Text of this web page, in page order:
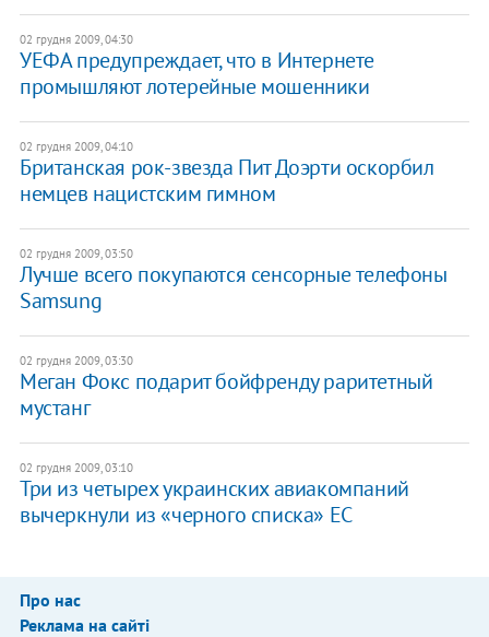
02 грудня 2009, 04:30
УЕФА предупреждает, что в Интернете
промышляют лотерейные мошенники
02 грудня 2009, 04:10
Британская рок-звезда Пит Доэрти оскорбил
немцев нацистским гимном
02 грудня 2009, 03:50
Лучше всего покупаются сенсорные телефоны
Samsung
02 грудня 2009, 03:30
Меган Фокс подарит бойфренду раритетный
мустанг
02 грудня 2009, 03:10
Три из четырех украинских авиакомпаний
вычеркнули из «черного списка» ЕС
Про нас
Реклама на сайті